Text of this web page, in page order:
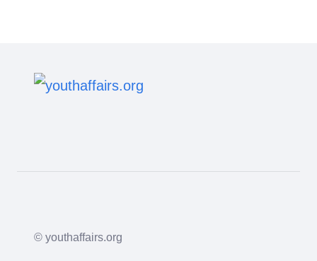
© youthaffairs.org